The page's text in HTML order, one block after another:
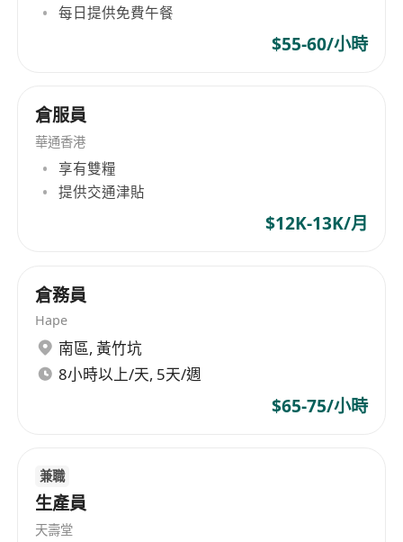
每日提供免費午餐
$55-60/小時
倉服員
華通香港
享有雙糧
提供交通津貼
$12K-13K/月
倉務員
Hape
南區, 黃竹坑
8小時以上/天, 5天/週
$65-75/小時
兼職
生產員
天壽堂